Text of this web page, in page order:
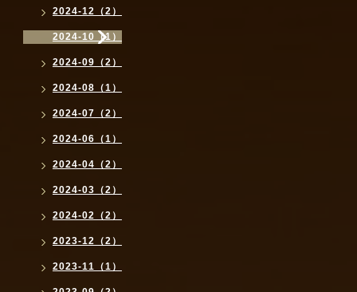
2024-12（2）
2024-10（1）
2024-09（2）
2024-08（1）
2024-07（2）
2024-06（1）
2024-04（2）
2024-03（2）
2024-02（2）
2023-12（2）
2023-11（1）